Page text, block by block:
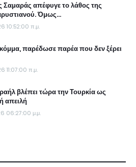
απέφυγε το λάθος της
Όμως...
10:52:00 π.μ.
παρέδωσε παρέα που δεν ξέρει
11:07:00 π.μ.
βλέπει τώρα την Τουρκία ως
απειλή
06:27:00 μ.μ.